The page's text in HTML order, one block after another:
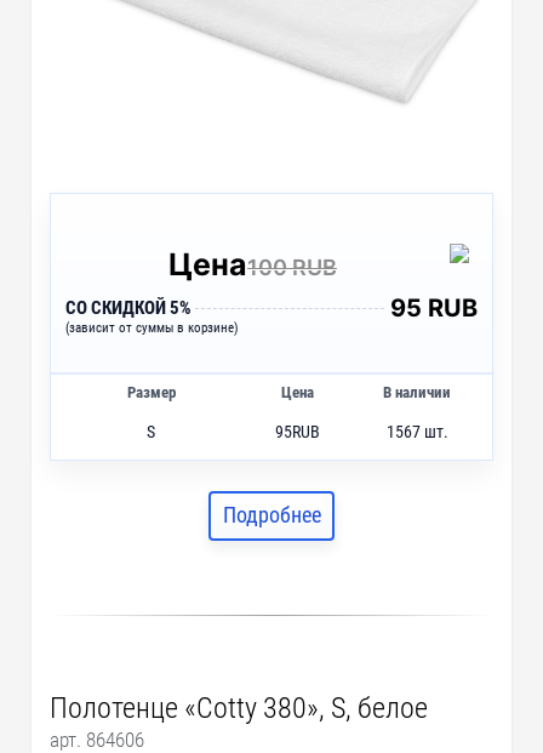
Цена100 RUB
СО СКИДКОЙ 5%
(зависит от суммы в корзине)
95 RUB
Размер Цена В наличии
S 95RUB
1567 шт.
652RUB
Подробнее
Полотенце «Cotty 380», S, белое
арт. 864606